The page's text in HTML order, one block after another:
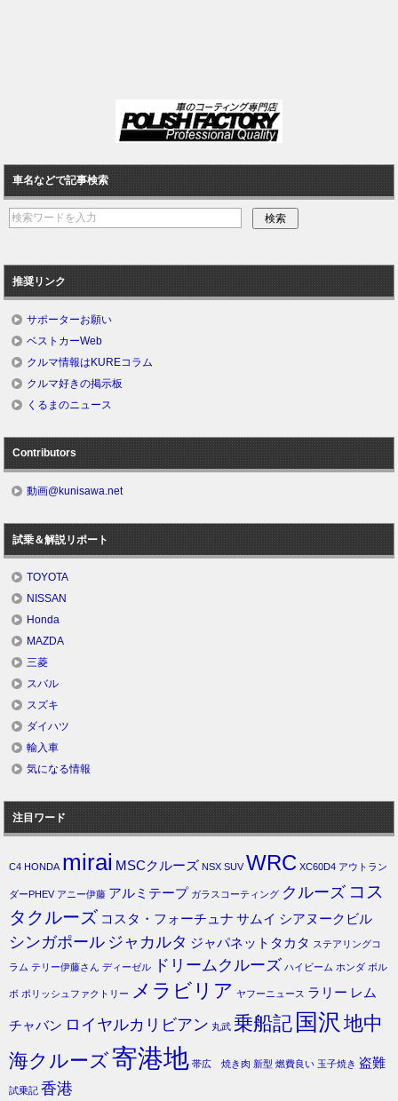
車名などで記事検索
推奨リンク
サポーターお願い
ベストカーWeb
クルマ情報はKUREコラム
クルマ好きの掲示板
くるまのニュース
Contributors
動画@kunisawa.net
試乗＆解説リポート
TOYOTA
NISSAN
Honda
MAZDA
三菱
スバル
スズキ
ダイハツ
輸入車
気になる情報
注目ワード
C4 HONDA mirai MSCクルーズ NSX SUV WRC XC60D4 アウトラン
ダーPHEV アニー伊藤 アルミテープ ガラスコーティング クルーズ コス
タクルーズ コスタ・フォーチュナ サムイ シアヌークビル
シンガポール ジャカルタ ジャパネットタカタ ステアリングコ
ラム テリー伊藤さん ディーゼル ドリームクルーズ ハイビーム ホンダ ボル
ボ ポリッシュファクトリー メラビリア ヤフーニュース ラリー レム
チャバン ロイヤルカリビアン 丸武 乗船記 国沢 地中
海クルーズ寄港地 帯広 焼き肉 新型 燃費良い 玉子焼き 盗難
試乗記 香港